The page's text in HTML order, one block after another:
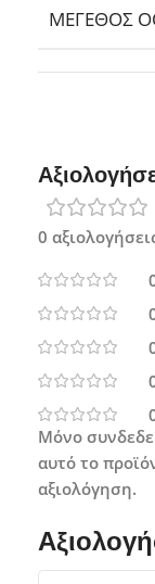
ΜΈΓΕΘΟΣ
0
Μόνο
αυτό το
αξιολόγηση.